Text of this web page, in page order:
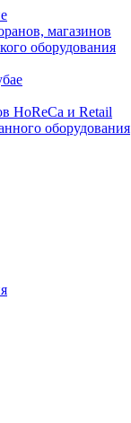
магазинов
оборудования
HoReCa и Retail
оборудования